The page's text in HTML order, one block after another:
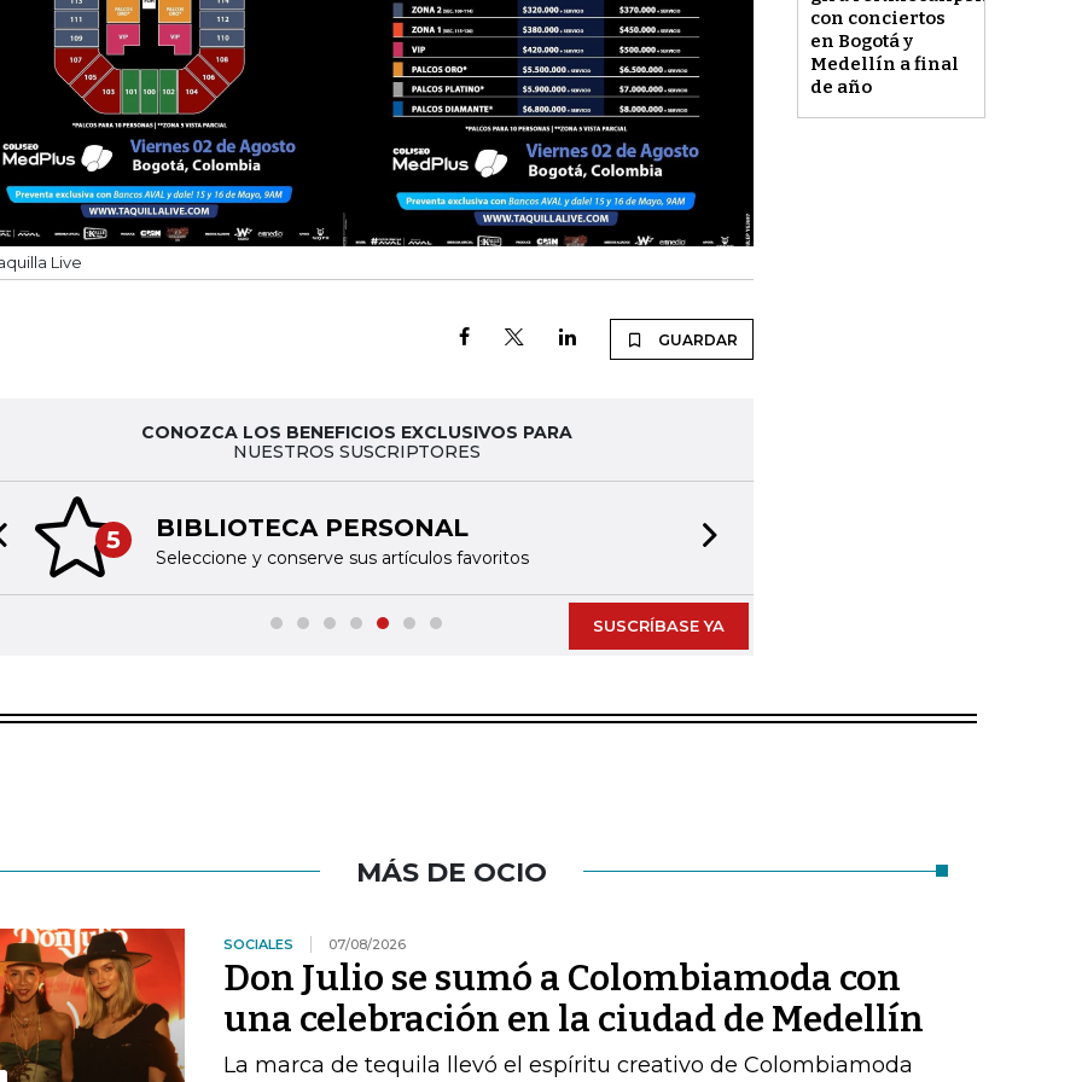
con conciertos
en Bogotá y
Medellín a final
de año
Live
GUARDAR
CONOZCA LOS BENEFICIOS EXCLUSIVOS PARA
NUESTROS SUSCRIPTORES
5 BIBLIOTECA PERSONAL
Seleccione y conserve sus artículos favoritos
slide
SUSCRÍBASE YA
MÁS DE OCIO
SOCIALES 07/08/2026
Don Julio se sumó a Colombiamoda con
una celebración en la ciudad de Medellín
La marca de tequila llevó el espíritu creativo de Colombiamoda